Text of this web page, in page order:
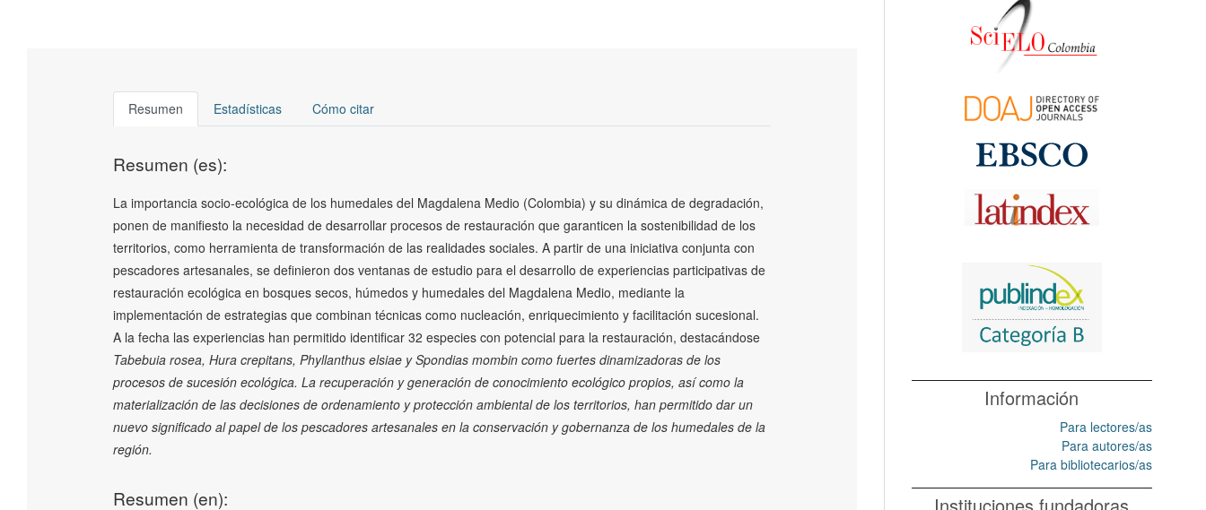
Resumen Estadísticas Cómo citar
Resumen (es):
La importancia socio-ecológica de los humedales del Magdalena Medio (Colombia) y su dinámica de degradación,
ponen de manifiesto la necesidad de desarrollar procesos de restauración que garanticen la sostenibilidad de los
territorios, como herramienta de transformación de las realidades sociales. A partir de una iniciativa conjunta con
pescadores artesanales, se definieron dos ventanas de estudio para el desarrollo de experiencias participativas de
restauración ecológica en bosques secos, húmedos y humedales del Magdalena Medio, mediante la
implementación de estrategias que combinan técnicas como nucleación, enriquecimiento y facilitación sucesional.
A la fecha las experiencias han permitido identificar 32 especies con potencial para la restauración, destacándose
Tabebuia rosea, Hura crepitans, Phyllanthus elsiae ySpondias mombin como fuertes dinamizadoras de los
procesos de sucesión ecológica. La recuperación y generación de conocimiento ecológico propios, así como la
materialización de las decisiones de ordenamiento y protección ambiental de los territorios, han permitido dar un
nuevo significado al papel de los pescadores artesanales en la conservación y gobernanza de los humedales de la
región.
Resumen (en):
Información
Para lectores/as
Para autores/as
Para bibliotecarios/as